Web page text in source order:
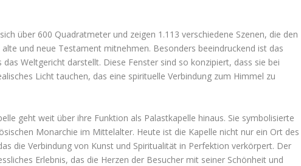
über 600 Quadratmeter und zeigen 1.113 verschiedene Szenen, die den
und neue Testament mitnehmen. Besonders beeindruckend ist das
Weltgericht darstellt. Diese Fenster sind so konzipiert, dass sie bei
Licht tauchen, das eine spirituelle Verbindung zum Himmel zu
geht weit über ihre Funktion als Palastkapelle hinaus. Sie symbolisierte
Monarchie im Mittelalter. Heute ist die Kapelle nicht nur ein Ort des
die Verbindung von Kunst und Spiritualität in Perfektion verkörpert. Der
Erlebnis, das die Herzen der Besucher mit seiner Schönheit und